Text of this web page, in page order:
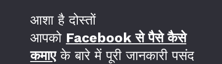
आशा है दोस्तों
आपको Facebook से पैसे कैसे
कमाएके बारे में पूरी जानकारी पसंद